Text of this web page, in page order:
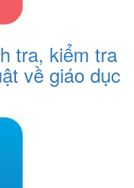
tra, kiểm tra
về giáo dục